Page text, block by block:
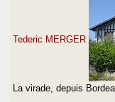
Tederic MERGER
La virade, depuis